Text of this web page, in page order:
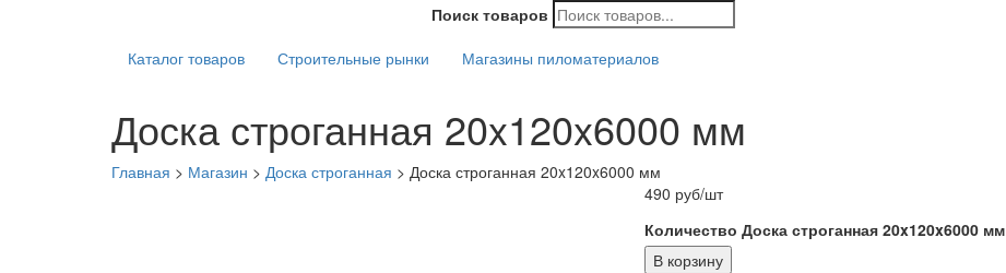
Поиск товаров
Каталог товаров
Строительные рынки Магазины пиломатериалов
Доска строганная 20x120x6000 мм
Главная > Магазин > Доска строганная > Доска строганная 20x120x6000 мм
490 руб/шт
Количество Доска строганная 20x120x6000 мм
В корзину